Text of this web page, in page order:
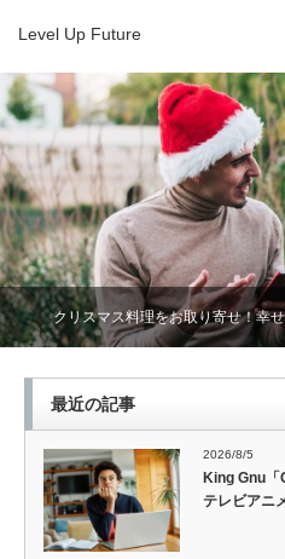
Level Up Future
クリスマス料理をお取り寄せ！幸
最近の記事
2026/8/5
King Gnu「
テレビアニ